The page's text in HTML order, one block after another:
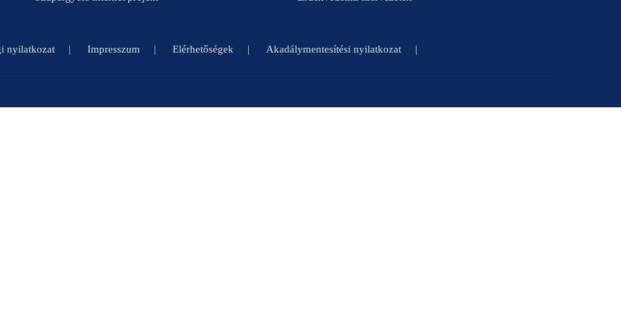
nyilatkozat Impresszum Elérhetőségek Akadálymentesítési nyilatkozat